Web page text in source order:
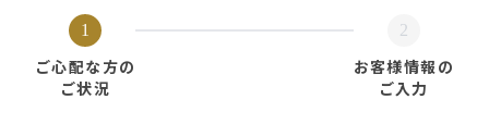
1
ご心配な方の
ご状況
2
お客様情報の
ご入力